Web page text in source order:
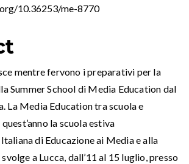
10.36253/me-8770
mentre fervono i preparativi per la
Summer School di Media Education dal
La Media Education tra scuola e
la scuola estiva
di Educazione ai Media e alla
a Lucca, dall’11 al 15 luglio, presso